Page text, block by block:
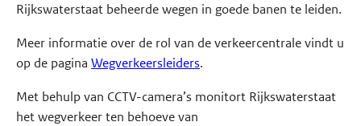
Rijkswaterstaat beheerde wegen in goede banen te leiden.
Meer informatie over de rol van de verkeercentrale vindt u
op de paginaWegverkeersleiders.
Met behulp van CCTV-camera’s monitort Rijkswaterstaat
het wegverkeer ten behoeve van